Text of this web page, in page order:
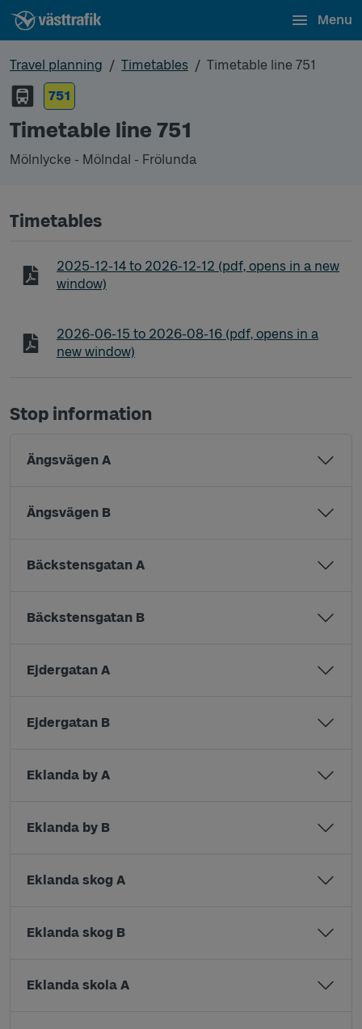
Menu
Travel planning Timetables
Timetable line 751
751
Timetable line 751
Mölnlycke - Mölndal - Frölunda
Timetables
Timetable line 751 Mölnlycke - Mölndal - Frölunda
2025-12-14 to 2026-12-12 (pdf, opens in a new
window)
Timetable line 751 Mölnlycke - Mölndal - Frölunda
2026-06-15 to 2026-08-16 (pdf, opens in a
new window)
Stop information
Ängsvägen A
Ängsvägen B
Bäckstensgatan A
Bäckstensgatan B
Ejdergatan A
Ejdergatan B
Eklanda by A
Eklanda by B
Eklanda skog A
Eklanda skog B
Eklanda skola A